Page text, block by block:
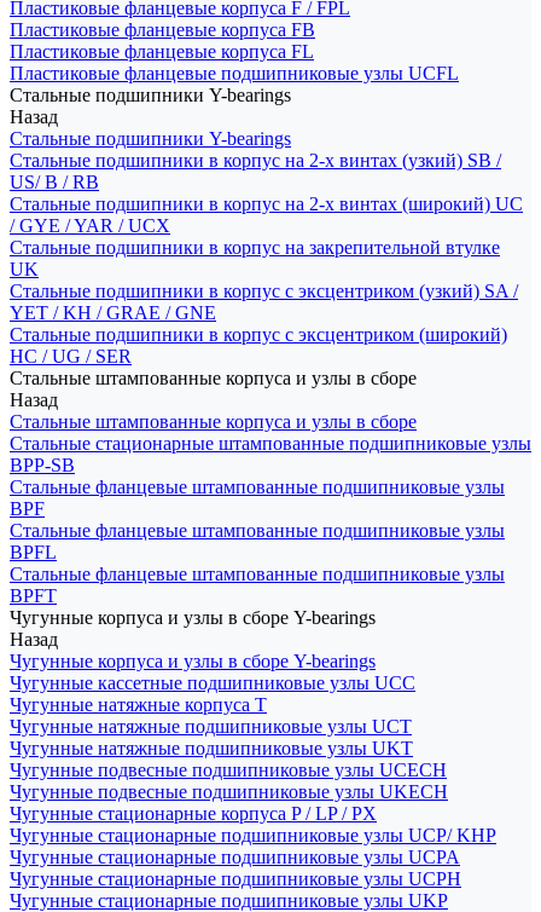
Пластиковые фланцевые корпуса F / FPL
Пластиковые фланцевые корпуса FB
Пластиковые фланцевые корпуса FL
Пластиковые фланцевые подшипниковые узлы UCFL
Стальные подшипники Y-bearings
Назад
Стальные подшипники Y-bearings
Стальные подшипники в корпус на 2-х винтах (узкий) SB /
US/ B / RB
Стальные подшипники в корпус на 2-х винтах (широкий) UC
/ GYE / YAR / UCX
Стальные подшипники в корпус на закрепительной втулке
UK
Стальные подшипники в корпус с эксцентриком (узкий) SA /
YET / KH / GRAE / GNE
Стальные подшипники в корпус с эксцентриком (широкий)
HC / UG / SER
Стальные штампованные корпуса и узлы в сборе
Назад
Стальные штампованные корпуса и узлы в сборе
Стальные стационарные штампованные подшипниковые узлы
BPP-SB
Стальные фланцевые штампованные подшипниковые узлы
BPF
Стальные фланцевые штампованные подшипниковые узлы
BPFL
Стальные фланцевые штампованные подшипниковые узлы
BPFT
Чугунные корпуса и узлы в сборе Y-bearings
Назад
Чугунные корпуса и узлы в сборе Y-bearings
Чугунные кассетные подшипниковые узлы UCC
Чугунные натяжные корпуса T
Чугунные натяжные подшипниковые узлы UCT
Чугунные натяжные подшипниковые узлы UKT
Чугунные подвесные подшипниковые узлы UCECH
Чугунные подвесные подшипниковые узлы UKECH
Чугунные стационарные корпуса P / LP / PX
Чугунные стационарные подшипниковые узлы UCP/ KHP
Чугунные стационарные подшипниковые узлы UCPA
Чугунные стационарные подшипниковые узлы UCPH
Чугунные стационарные подшипниковые узлы UKP